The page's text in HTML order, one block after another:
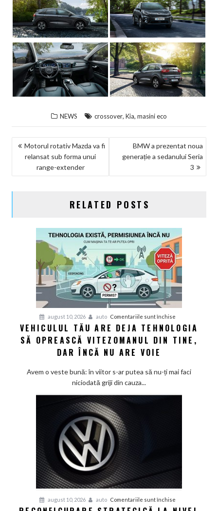
NEWS crossover, Kia, masini eco
NAVIGARE
ARTICOLE
Motorul rotativ Mazda va fi
relansat sub forma unui
range-extender
BMW a prezentat noua
generație a sedanului Seria
3
RELATED POSTS
august 10, 2026 auto Comentariile sunt închise
Vehiculul
tău
tehnologia
VEHICULUL TĂU ARE DEJA TEHNOLOGIA
SĂ OPREASCĂ VITEZOMANUL DIN TINE,
DAR ÎNCĂ NU ARE VOIE
Avem o veste bună: în viitor s-ar putea să nu-ți mai faci
niciodată griji din cauza...
august 10, 2026 auto Comentariile sunt închise
Reconfigurare